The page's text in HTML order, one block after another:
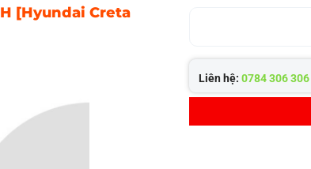
[Hyundai Creta
Liên hệ: 0784 306 306